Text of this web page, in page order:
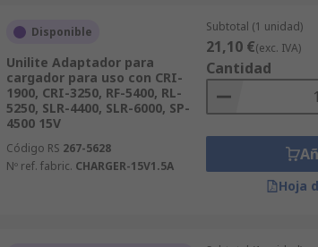
Disponible
Unilite Adaptador para
cargador para uso con CRI-
1900, CRI-3250, RF-5400, RL-
5250, SLR-4400, SLR-6000, SP-
4500 15V
Código RS 267-5628
Nº ref. fabric. CHARGER-15V1.5A
Subtotal (1 unidad)
21,10 €(exc. IVA)
Cantidad
Hoja